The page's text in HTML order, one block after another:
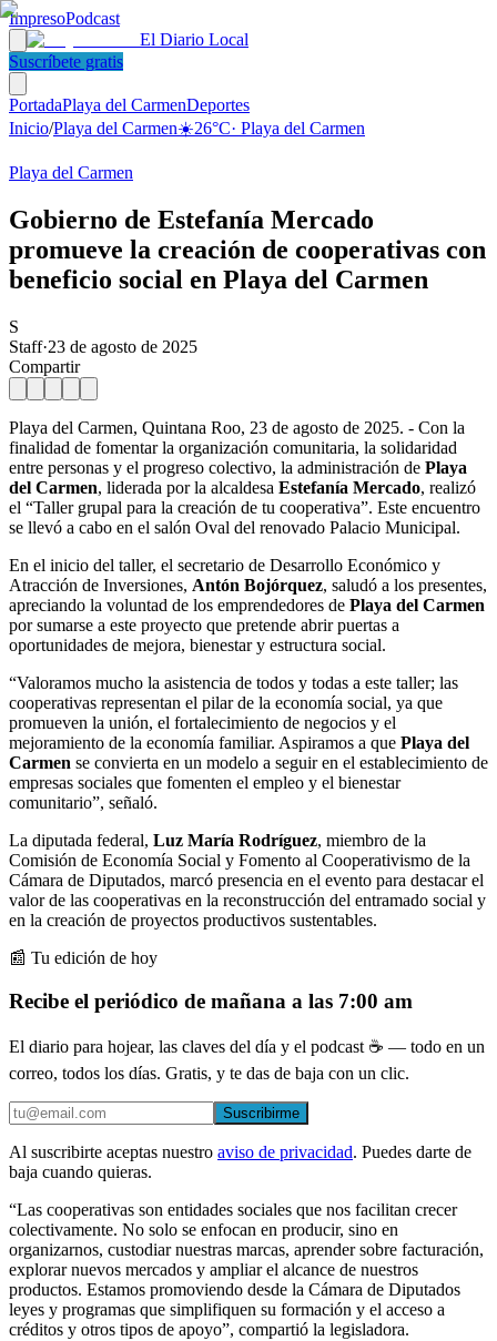
ImpresoPodcast
El Diario Local
Suscríbete gratis
PortadaPlaya del CarmenDeportes
Inicio/Playa del Carmen☀️26°C· Playa del Carmen
Playa del Carmen
Gobierno de Estefanía Mercado
promueve la creación de cooperativas con
beneficio social en Playa del Carmen
S
Staff·23 de agosto de 2025
Compartir
Playa del Carmen, Quintana Roo, 23 de agosto de 2025. - Con la
finalidad de fomentar la organización comunitaria, la solidaridad
entre personas y el progreso colectivo, la administración de Playa
del Carmen, liderada por la alcaldesa Estefanía Mercado, realizó
el “Taller grupal para la creación de tu cooperativa”. Este encuentro
se llevó a cabo en el salón Oval del renovado Palacio Municipal.
En el inicio del taller, el secretario de Desarrollo Económico y
Atracción de Inversiones, Antón Bojórquez, saludó a los presentes,
apreciando la voluntad de los emprendedores de Playa del Carmen
por sumarse a este proyecto que pretende abrir puertas a
oportunidades de mejora, bienestar y estructura social.
“Valoramos mucho la asistencia de todos y todas a este taller; las
cooperativas representan el pilar de la economía social, ya que
promueven la unión, el fortalecimiento de negocios y el
mejoramiento de la economía familiar. Aspiramos a que Playa del
Carmen se convierta en un modelo a seguir en el establecimiento de
empresas sociales que fomenten el empleo y el bienestar
comunitario”, señaló.
La diputada federal, Luz María Rodríguez, miembro de la
Comisión de Economía Social y Fomento al Cooperativismo de la
Cámara de Diputados, marcó presencia en el evento para destacar el
valor de las cooperativas en la reconstrucción del entramado social y
en la creación de proyectos productivos sustentables.
📰 Tu edición de hoy
Recibe el periódico de mañana a las 7:00 am
El diario para hojear, las claves del día y el podcast ☕ — todo en un
correo, todos los días. Gratis, y te das de baja con un clic.
Suscribirme
Al suscribirte aceptas nuestro aviso de privacidad. Puedes darte de
baja cuando quieras.
“Las cooperativas son entidades sociales que nos facilitan crecer
colectivamente. No solo se enfocan en producir, sino en
organizarnos, custodiar nuestras marcas, aprender sobre facturación,
explorar nuevos mercados y ampliar el alcance de nuestros
productos. Estamos promoviendo desde la Cámara de Diputados
leyes y programas que simplifiquen su formación y el acceso a
créditos y otros tipos de apoyo”, compartió la legisladora.